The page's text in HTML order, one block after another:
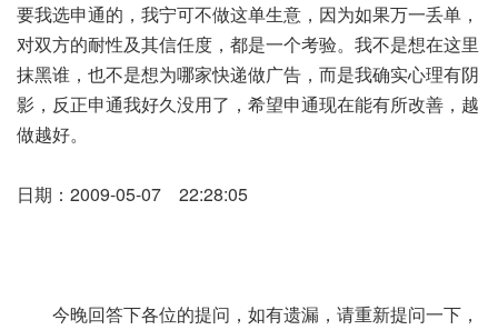
要我选申通的，我宁可不做这单生意，因为如果万一丢单，
对双方的耐性及其信任度，都是一个考验。我不是想在这里
抹黑谁，也不是想为哪家快递做广告，而是我确实心理有阴
影，反正申通我好久没用了，希望申通现在能有所改善，越
做越好。
日期：2009-05-07 22:28:05
今晚回答下各位的提问，如有遗漏，请重新提问一下，